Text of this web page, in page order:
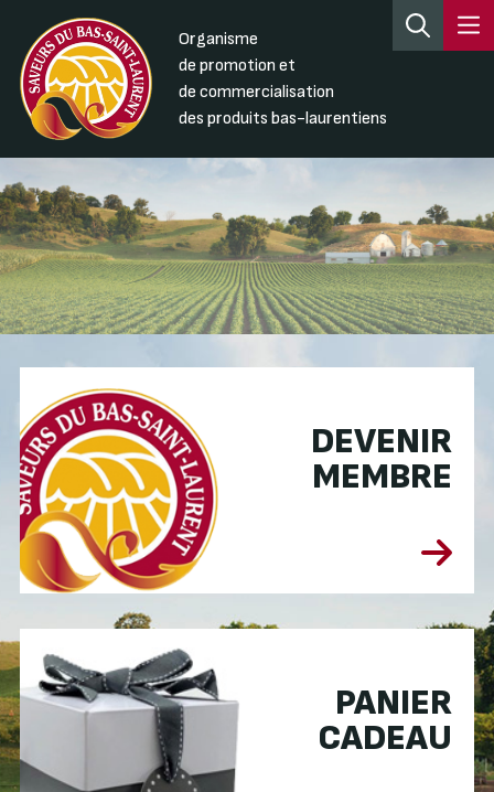
Organisme
de promotion et
de commercialisation
des produits bas-laurentiens
DEVENIR
MEMBRE
PANIER
CADEAU